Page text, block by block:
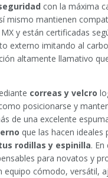
con la máxima
mismo mantienen
y están certificadas
externo imitando al
altamente llamativo
correas y velcro
posicionarse y
de una excelente
que las hacen ideales
rodillas y espinilla.
para novatos y
equipo cómodo, versátil,